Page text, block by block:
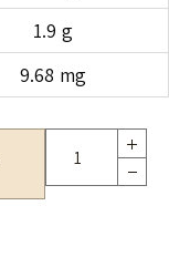
1.9 g
9.68 mg